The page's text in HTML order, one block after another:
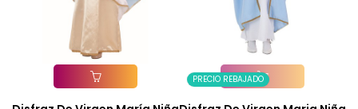
Añadir A La Cesta
PRECIO REBAJADO
Añadir A La Cesta